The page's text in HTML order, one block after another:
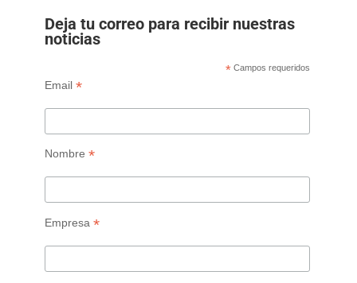
Deja tu correo para recibir nuestras
noticias
* Campos requeridos
Email *
Nombre *
Empresa *